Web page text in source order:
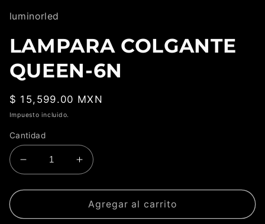
en
ventana
modal
luminorled
LAMPARA COLGANTE
QUEEN-6N
Precio
habitual
$ 15,599.00 MXN
Impuesto incluido.
Cantidad
Reducir
cantidad
para
COLGANTE
Aumentar
cantidad
para
LAMPARA
COLGANTE
Agregar al carrito